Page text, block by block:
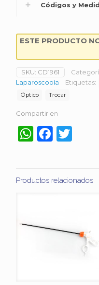
Códigos y
ESTE PRODUCTO
SKU: CD1961
Laparoscopía
Etiquetas:
Óptico
Trocar
Compartir en
Productos relacionados